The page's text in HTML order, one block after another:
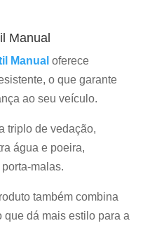
Manual
Manual oferece
o que garante
ao seu veículo.
triplo de vedação,
água e poeira,
malas.
também combina
dá mais estilo para a